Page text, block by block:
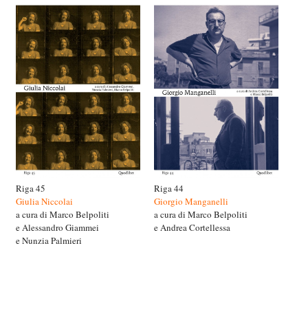
Riga 45
Giulia Niccolai
a cura di Marco Belpoliti
e Alessandro Giammei
e Nunzia Palmieri
Riga 44
Giorgio Manganelli
a cura di Marco Belpoliti
e Andrea Cortellessa